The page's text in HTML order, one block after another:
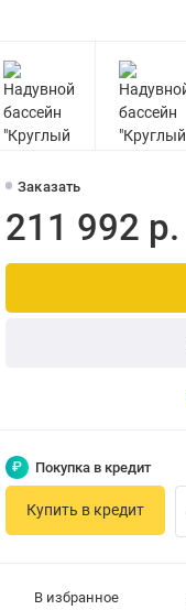
Заказать
211 992 р.
В избранное
₽ Покупка в кредит
Купить в кредит